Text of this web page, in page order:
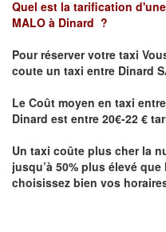
Quel est la tarification
MALO à Dinard ?
Pour réserver votre taxi
coute un taxi entre Dinard
Le Coût moyen en taxi entre
Dinard est entre 20€-22 €
Un taxi coûte plus cher la
jusqu’à 50% plus élevé
choisissez bien vos